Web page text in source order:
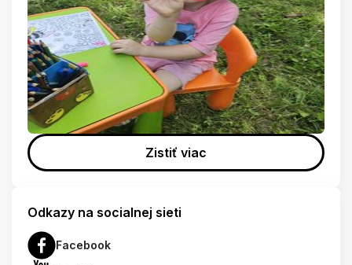
Zistiť viac
Odkazy na socialnej sieti
Facebook